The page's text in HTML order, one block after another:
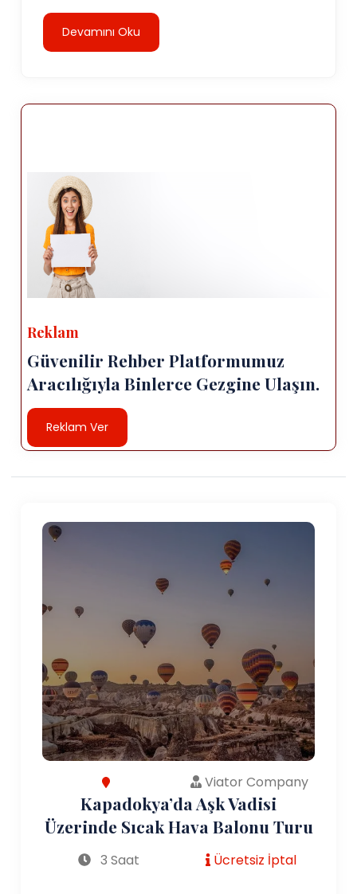
Devamını Oku
Reklam
Güvenilir Rehber Platformumuz
Aracılığıyla Binlerce Gezgine Ulaşın.
Reklam Ver
Viator Company
Kapadokya’da Aşk Vadisi
Üzerinde Sıcak Hava Balonu Turu
3 Saat Ücretsiz İptal